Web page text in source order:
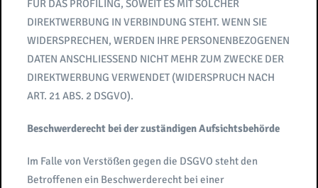
FÜR DAS PROFILING, SOWEIT ES MIT SOLCHER
DIREKTWERBUNG IN VERBINDUNG STEHT. WENN SIE
WIDERSPRECHEN, WERDEN IHRE PERSONENBEZOGENEN
DATEN ANSCHLIESSEND NICHT MEHR ZUM ZWECKE DER
DIREKTWERBUNG VERWENDET (WIDERSPRUCH NACH
ART. 21 ABS. 2 DSGVO).
Beschwerderecht bei der zuständigen Aufsichtsbehörde
Im Falle von Verstößen gegen die DSGVO steht den
Betroffenen ein Beschwerderecht bei einer